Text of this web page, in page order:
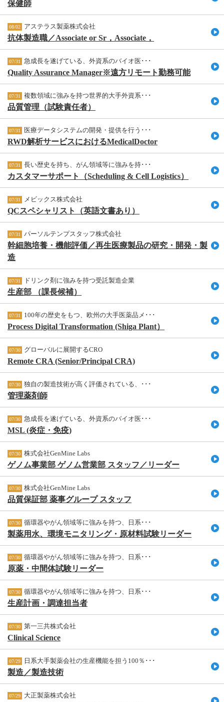
保健師
08/02 アステラス製薬株式会社
抗体製造職／Associate or Sr，Associate，
07/31 急成長を遂げている、外資系のバイオ医･･･
Quality Assurance Manager※遠方リモート勤務可能
07/31 複数領域に強みを持つ世界的大手外資系･･･
品質管理（試験責任者）
07/31 医療データシステムの開発・提供を行う･･･
RWD解析サービスにおけるMedicalDoctor
07/31 長い歴史を持ち、がん領域等に強みを持･･･
カスタマーサポート（Scheduling & Cell Logistics）
07/31 メビックス株式会社
QCスペシャリスト（英語文書あり）
07/31 パーソルテンプスタッフ株式会社
幹細胞培養・機能評価／再生医療製品の研究・開発・製
造
07/31 ドリンク剤に強みを持つ受託製造企業
生産部 （課長候補）
07/31 100年の歴史をもつ、欧州の大手医薬品メ･･･
Process Digital Transformation (Shiga Plant）
07/30 グローバルに展開するCRO
Remote CRA (Senior/Principal CRA)
07/30 独自の製造技術が高く評価されている、･･･
管理薬剤師
07/30 急成長を遂げている、外資系のバイオ医･･･
MSL (炎症・免疫)
07/30 株式会社GenMine Labs
ゲノム事業部 ゲノム営業部 スタッフ／リーダー
07/30 株式会社GenMine Labs
品質保証部 薬事グループ スタッフ
07/30 循環器やがん領域等に強みを持つ、日系･･･
製薬用水、環境モニタリング・原材料試験リーダー
07/30 循環器やがん領域等に強みを持つ、日系･･･
原薬・中間体試験リーダー
07/30 循環器やがん領域等に強みを持つ、日系･･･
生産計画・調達担当者
07/30 第一三共株式会社
Clinical Science
07/29 日系大手製薬会社の生産機能を担う100％･･･
製造／製造技術
07/29 大正製薬株式会社